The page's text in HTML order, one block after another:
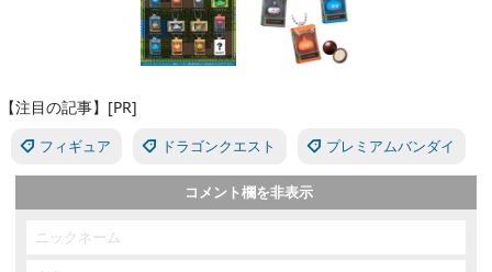
【注目の記事】[PR]
フィギュア ドラゴンクエスト プレミアムバンダイ
コメント欄を非表示